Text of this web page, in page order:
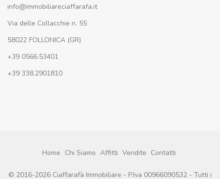
info@immobiliareciaffarafa.it
Via delle Collacchie n. 55
58022 FOLLONICA (GR)
+39 0566.53401
+39 338.2901810
Home Chi Siamo Affitti Vendite Contatti
© 2016-2026 Ciaffarafà Immobiliare - P.Iva 00966090532 - Tutti i